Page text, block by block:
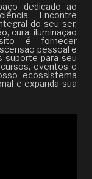
dedicado ao
Encontre
do seu ser,
cura, iluminação
é fornecer
pessoal e
suporte para seu
eventos e
ecossistema
e expanda sua